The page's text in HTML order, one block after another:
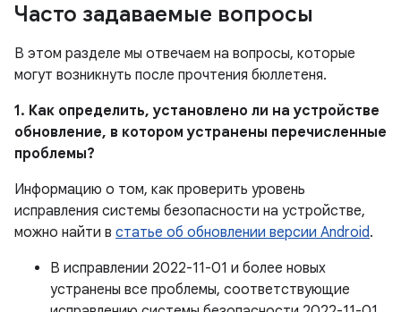
Часто задаваемые вопросы
В этом разделе мы отвечаем на вопросы, которые
могут возникнуть после прочтения бюллетеня.
1. Как определить, установлено ли на устройстве
обновление, в котором устранены перечисленные
проблемы?
Информацию о том, как проверить уровень
исправления системы безопасности на устройстве,
можно найти в статье об обновлении версии Android.
В исправлении 2022-11-01 и более новых
устранены все проблемы, соответствующие